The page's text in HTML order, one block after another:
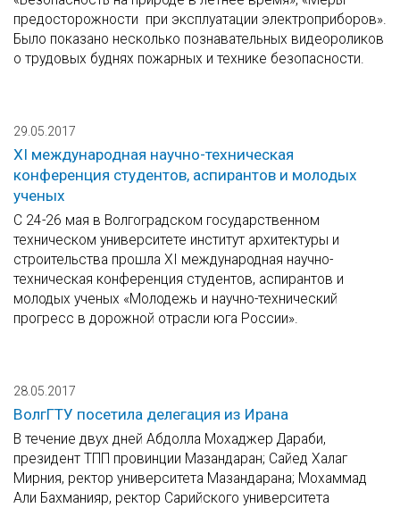
предосторожности при эксплуатации электроприборов».
Было показано несколько познавательных видеороликов
о трудовых буднях пожарных и технике безопасности.
29.05.2017
XI международная научно-техническая
конференция студентов, аспирантов и молодых
ученых
С 24-26 мая в Волгоградском государственном
техническом университете институт архитектуры и
строительства прошла XI международная научно-
техническая конференция студентов, аспирантов и
молодых ученых «Молодежь и научно-технический
прогресс в дорожной отрасли юга России».
28.05.2017
ВолгГТУ посетила делегация из Ирана
В течение двух дней Абдолла Мохаджер Дараби,
президент ТПП провинции Мазандаран; Сайед Халаг
Мирния, ректор университета Мазандарана; Мохаммад
Али Бахманияр, ректор Сарийского университета